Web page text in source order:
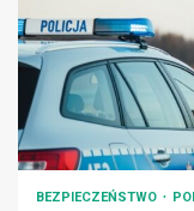
BEZPIECZEŃSTWO